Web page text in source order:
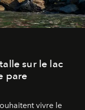
sur le lac
pare
vivre le